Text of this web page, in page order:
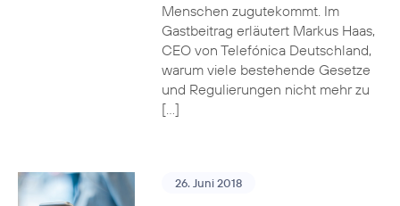
Menschen zugutekommt. Im
Gastbeitrag erläutert Markus Haas,
CEO von Telefónica Deutschland,
warum viele bestehende Gesetze
und Regulierungen nicht mehr zu
[…]
26. Juni 2018